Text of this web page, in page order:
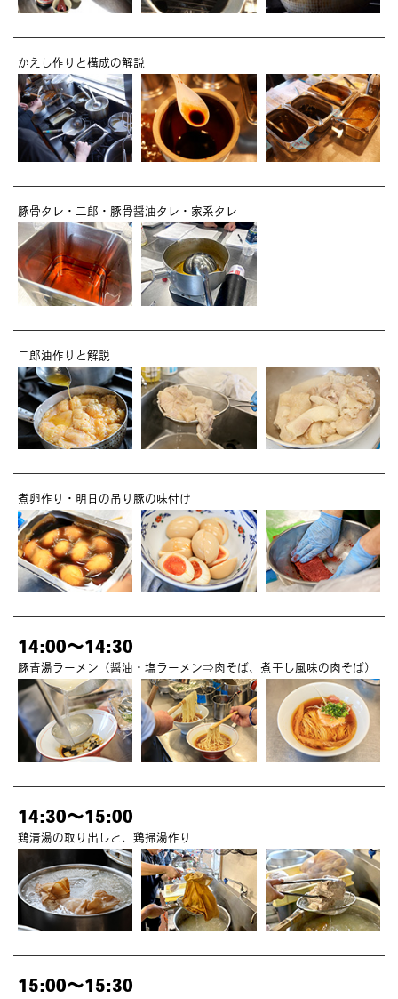
かえし作りと構成の解説
豚骨タレ・二郎・豚骨醤油タレ・家系タレ
二郎油作りと解説
煮卵作り・明日の吊り豚の味付け
14:00～14:30
豚青湯ラーメン（醤油・塩ラーメン⇒肉そば、煮干し風味の肉そば）
14:30～15:00
鶏清湯の取り出しと、鶏掃湯作り
15:00～15:30